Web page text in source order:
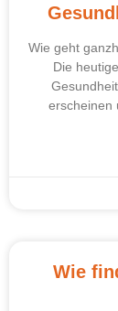
Wie geht
Die
erscheinen
Wie